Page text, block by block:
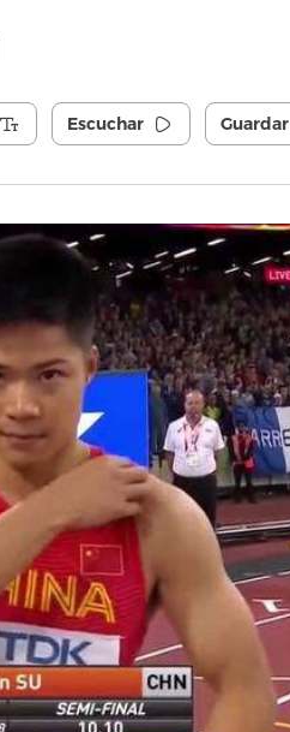
Escuchar Guardar